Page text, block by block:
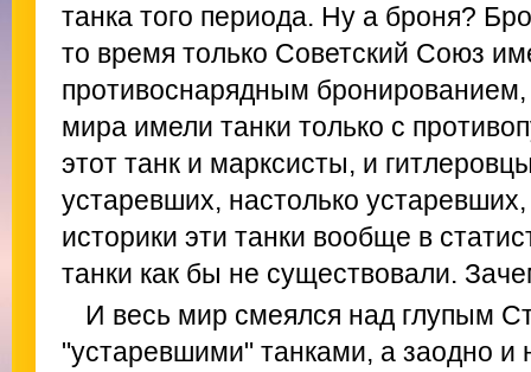
танка того периода. Ну а броня?
то время только Советский Союз
противоснарядным
мира имели танки только с
этот танк и марксисты, и
устаревших, настолько
историки эти танки вообще в
танки как бы не существовали.
И весь мир смеялся над глупым
"устаревшими" танками, а заодно и